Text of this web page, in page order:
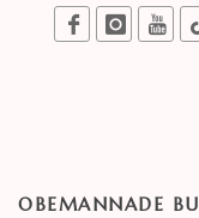
OBEMANNADE